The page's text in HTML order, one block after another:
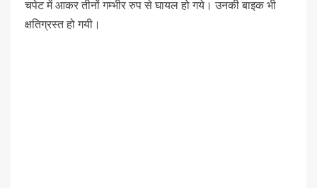
चपेट में आकर तीनों गम्भीर रुप से घायल हो गये। उनकी बाइक भी
क्षतिग्रस्त हो गयी।